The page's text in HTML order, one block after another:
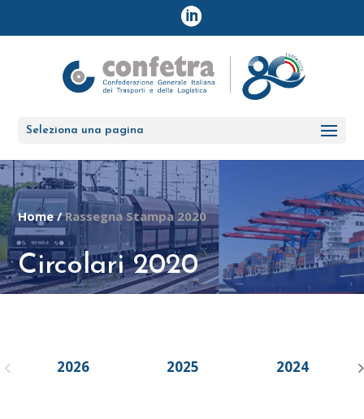
Seleziona una pagina
Home/Rassegna Stampa 2020
Circolari 2020
2026 2025 2024